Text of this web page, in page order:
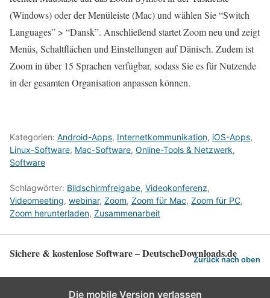
(Windows) oder der Menüleiste (Mac) und wählen Sie “Switch
Languages” > “Dansk”. Anschließend startet Zoom neu und zeigt
Menüs, Schaltflächen und Einstellungen auf Dänisch. Zudem ist
Zoom in über 15 Sprachen verfügbar, sodass Sie es für Nutzende
in der gesamten Organisation anpassen können.
Kategorien: Android-Apps, Internetkommunikation, iOS-Apps,
Linux-Software, Mac-Software, Online-Tools & Netzwerk,
Software
Schlagwörter: Bildschirmfreigabe, Videokonferenz,
Videomeeting, webinar, Zoom, Zoom für Mac, Zoom für PC,
Zoom herunterladen, Zusammenarbeit
Sichere & kostenlose Software – DeutscheDownloads.de
Zurück nach oben
Die mobile Version verlassen